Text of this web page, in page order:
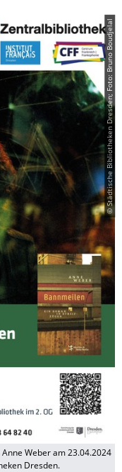
© Städtische Bibliotheken Dresden; Foto: Bruno Boudjelal
Weber am 23.04.2024
Dresden.